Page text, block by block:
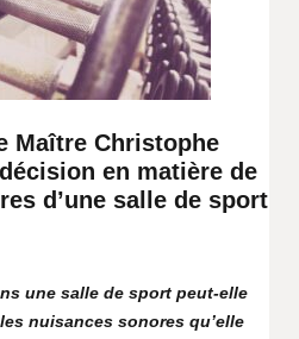
Maître Christophe
en matière de
d’une salle de sport
une salle de sport peut-elle
nuisances sonores qu’elle